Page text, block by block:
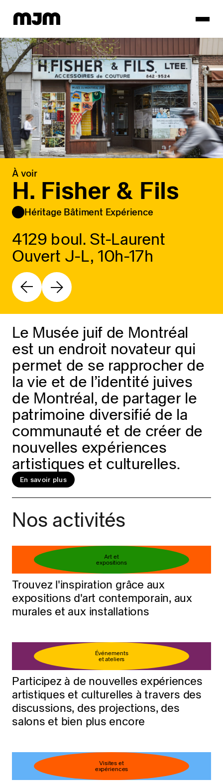
Homepage
À voir
H. Fisher & Fils
Héritage Bâtiment Expérience
4129 boul. St-Laurent
Ouvert J-L, 10h-17h
Réservez votre billet
En savoir plus
Le Musée juif de Montréal
est un endroit novateur qui
permet de se rapprocher de
la vie et de l’identité juives
de Montréal, de partager le
patrimoine diversifié de la
communauté et de créer de
nouvelles expériences
artistiques et culturelles.
En savoir plus
Nos activités
Art et
expositions
Trouvez l'inspiration grâce aux
expositions d'art contemporain, aux
murales et aux installations
Événements
et ateliers
Participez à de nouvelles expériences
artistiques et culturelles à travers des
discussions, des projections, des
salons et bien plus encore
Visites et
expériences